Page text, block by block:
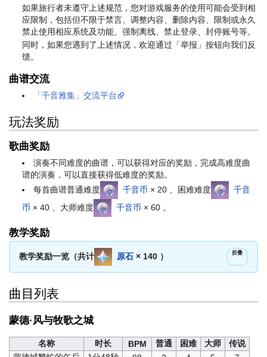
如果旅行者未遵守上述规范，您对游戏服务的使用可能会受到相
应限制，包括但不限于禁言、调整内容、删除内容、限制或永久
禁止使用相应系统及功能、强制离线、禁止登录、封停账号等。
同时，如果您遇到了上述情况，欢迎通过「举报」按钮向我们反
馈。
曲谱交流
「千音雅集」交流平台
玩法奖励
歌曲奖励
演奏不同难度的曲谱，可以获得对应的奖励，完成高难度曲
谱的演奏，可以直接获得低难度的奖励。
每首曲谱普通难度
千音币 × 20 、困难难度
千音
币 × 40 、大师难度 千音币 × 60 。
教学奖励
教学奖励一览（共计 原石 × 140 ） 折叠
曲目列表
蒙德·风与牧歌之城
名称 时长 BPM 普通 困难 大师
传说